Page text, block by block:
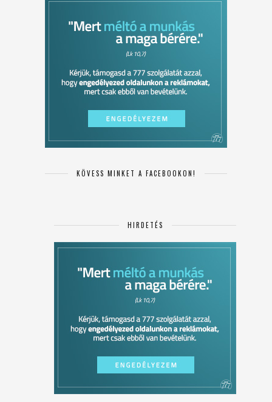
KÖVESS MINKET A FACEBOOKON!
HIRDETÉS